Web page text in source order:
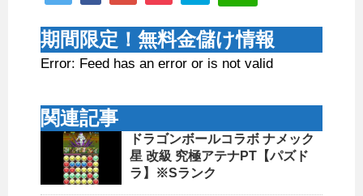
期間限定！無料金儲け情報
Error: Feed has an error or is not valid
関連記事
ドラゴンボールコラボ ナメック
星 改級 究極アテナPT【パズド
ラ】※Sランク